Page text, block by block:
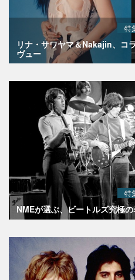
特
リナ・サワヤマ＆Nakajin、コ
ヴュー
特
NMEが選ぶ、ビートルズ究極